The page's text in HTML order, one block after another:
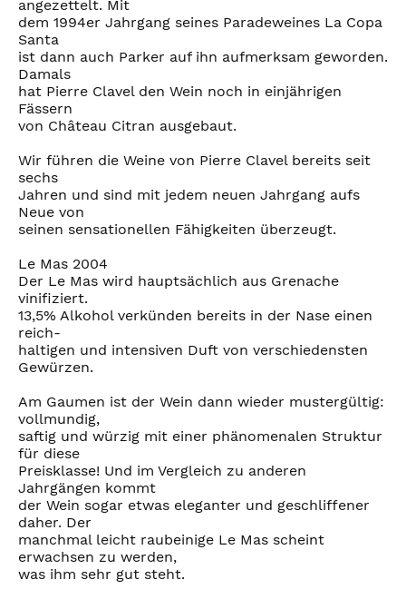
angezettelt. Mit
dem 1994er Jahrgang seines Paradeweines La Copa
Santa
ist dann auch Parker auf ihn aufmerksam geworden.
Damals
hat Pierre Clavel den Wein noch in einjährigen
Fässern
von Château Citran ausgebaut.
Wir führen die Weine von Pierre Clavel bereits seit
sechs
Jahren und sind mit jedem neuen Jahrgang aufs
Neue von
seinen sensationellen Fähigkeiten überzeugt.
Le Mas 2004
Der Le Mas wird hauptsächlich aus Grenache
vinifiziert.
13,5% Alkohol verkünden bereits in der Nase einen
reich-
haltigen und intensiven Duft von verschiedensten
Gewürzen.
Am Gaumen ist der Wein dann wieder mustergültig:
vollmundig,
saftig und würzig mit einer phänomenalen Struktur
für diese
Preisklasse! Und im Vergleich zu anderen
Jahrgängen kommt
der Wein sogar etwas eleganter und geschliffener
daher. Der
manchmal leicht raubeinige Le Mas scheint
erwachsen zu werden,
was ihm sehr gut steht.